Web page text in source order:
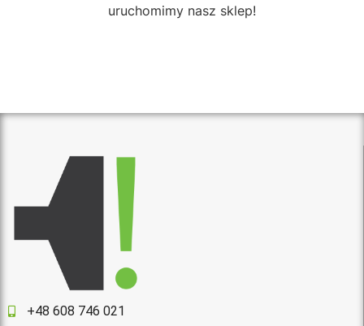
uruchomimy nasz sklep!
+48 608 746 021